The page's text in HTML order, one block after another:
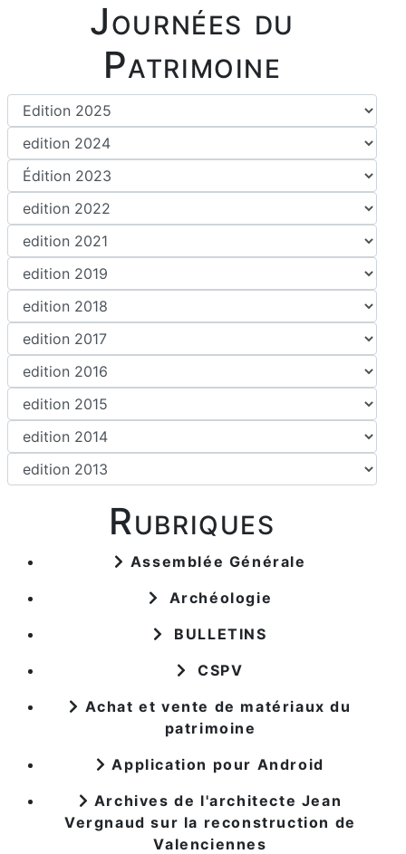
Journées du
Patrimoine
Rubriques
Assemblée Générale
Archéologie
BULLETINS
CSPV
Achat et vente de matériaux du
patrimoine
Application pour Android
Archives de l'architecte Jean
Vergnaud sur la reconstruction de
Valenciennes